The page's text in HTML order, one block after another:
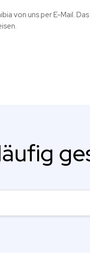
von uns per E-Mail.